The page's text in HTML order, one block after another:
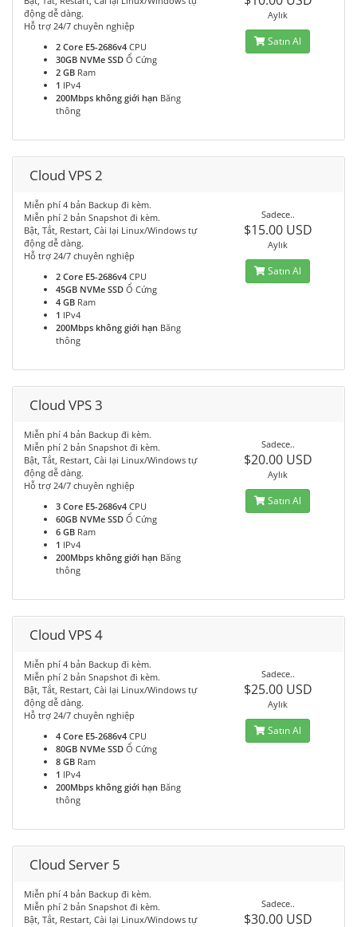
động dễ dàng.
Hỗ trợ 24/7 chuyên nghiệp
2 Core E5-2686v4 CPU
30GB NVMe SSD Ổ Cứng
2 GB Ram
1 IPv4
200Mbps không giới hạn Băng
thông
Aylık
Satın Al
Cloud VPS 2
Miễn phí 4 bản Backup đi kèm.
Miễn phí 2 bản Snapshot đi kèm.
Bật, Tắt, Restart, Cài lại Linux/Windows tự
động dễ dàng.
Hỗ trợ 24/7 chuyên nghiệp
2 Core E5-2686v4 CPU
45GB NVMe SSD Ổ Cứng
4 GB Ram
1 IPv4
200Mbps không giới hạn Băng
thông
Sadece..
$15.00 USD
Aylık
Satın Al
Cloud VPS 3
Miễn phí 4 bản Backup đi kèm.
Miễn phí 2 bản Snapshot đi kèm.
Bật, Tắt, Restart, Cài lại Linux/Windows tự
động dễ dàng.
Hỗ trợ 24/7 chuyên nghiệp
3 Core E5-2686v4 CPU
60GB NVMe SSD Ổ Cứng
6 GB Ram
1 IPv4
200Mbps không giới hạn Băng
thông
Sadece..
$20.00 USD
Aylık
Satın Al
Cloud VPS 4
Miễn phí 4 bản Backup đi kèm.
Miễn phí 2 bản Snapshot đi kèm.
Bật, Tắt, Restart, Cài lại Linux/Windows tự
động dễ dàng.
Hỗ trợ 24/7 chuyên nghiệp
4 Core E5-2686v4 CPU
80GB NVMe SSD Ổ Cứng
8 GB Ram
1 IPv4
200Mbps không giới hạn Băng
thông
Sadece..
$25.00 USD
Aylık
Satın Al
Cloud Server 5
Miễn phí 4 bản Backup đi kèm.
Miễn phí 2 bản Snapshot đi kèm.
Bật, Tắt, Restart, Cài lại Linux/Windows tự
Sadece..
$30.00 USD